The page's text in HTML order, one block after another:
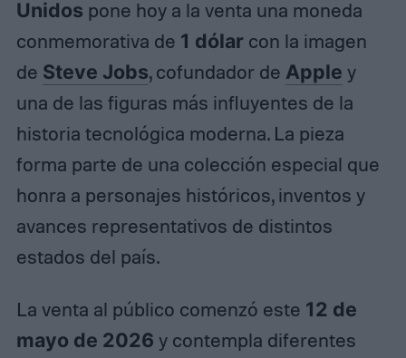
Unidos pone hoy a la venta una moneda
conmemorativa de 1 dólarcon la imagen
de Steve Jobs, cofundador de Apple y
una de las figuras más influyentes de la
historia tecnológica moderna. La pieza
forma parte de una colección especial que
honra a personajes históricos, inventos y
avances representativos de distintos
estados del país.
La venta al público comenzó este 12 de
mayo de 2026 y contempla diferentes